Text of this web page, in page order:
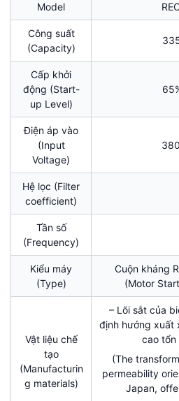
Model
Công suất
(Capacity)
Cấp khởi
động (Start-
up Level)
Điện áp vào
(Input
Voltage)
Hệ lọc (Filter
coefficient)
Tần số
(Frequency)
Kiểu máy
(Type)
Cuộn kháng
(Motor
Vật liệu chế
tạo
(Manufacturin
g materials)
– Lõi sắt của
định hướng xuất
cao tổn
(The
permeability
Japan,